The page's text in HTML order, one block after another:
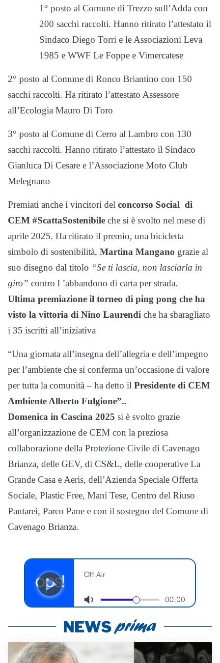
1° posto al Comune di Trezzo sull’Adda con
200 sacchi raccolti. Hanno ritirato l’attestato il
Sindaco Diego Torri e le Associazioni Leva
1985 e WWF Le Foppe e Vimercatese
2° posto al Comune di Ronco Briantino con 150
sacchi raccolti. Ha ritirato l’attestato Assessore
all’Ecologia Mauro Di Toro
3° posto al Comune di Cerro al Lambro con 130
sacchi raccolti. Hanno ritirato l’attestato il Sindaco
Gianluca Di Cesare e l’Associazione Moto Club
Melegnano
Premiati anche i vincitori del concorso Social di
CEM #ScattaSostenibile che si è svolto nel mese di
aprile 2025. Ha ritirato il premio, una bicicletta
simbolo di sostenibilità, Martina Mangano grazie al
suo disegno dal titolo “Se ti lascia, non lasciarla in
giro” contro l ’abbandono di carta per strada.
Ultima premiazione il torneo di ping pong che ha
visto la vittoria di Nino Laurendi che ha sbaragliato
i 35 iscritti all’iniziativa
“Una giornata all’insegna dell’allegria e dell’impegno
per l’ambiente che si conferma un’occasione di valore
per tutta la comunità – ha detto il Presidente di CEM
Ambiente Alberto Fulgione”..
Domenica in Cascina 2025 si è svolto grazie
all’organizzazione de CEM con la preziosa
collaborazione della Protezione Civile di Cavenago
Brianza, delle GEV, di CS&L, delle cooperative La
Grande Casa e Aeris, dell’Azienda Speciale Offerta
Sociale, Plastic Free, Mani Tese, Centro del Riuso
Pantarei, Parco Pane e con il sostegno del Comune di
Cavenago Brianza.